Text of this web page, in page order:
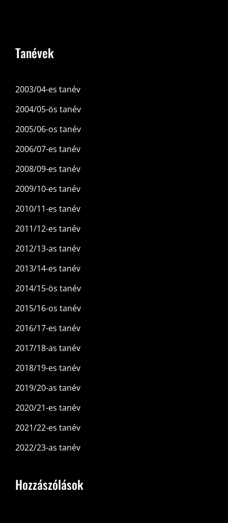
Tanévek
2003/04-es tanév
2004/05-ös tanév
2005/06-os tanév
2006/07-es tanév
2008/09-es tanév
2009/10-es tanév
2010/11-es tanév
2011/12-es tanév
2012/13-as tanév
2013/14-es tanév
2014/15-ös tanév
2015/16-os tanév
2016/17-es tanév
2017/18-as tanév
2018/19-es tanév
2019/20-as tanév
2020/21-es tanév
2021/22-es tanév
2022/23-as tanév
Hozzászólások